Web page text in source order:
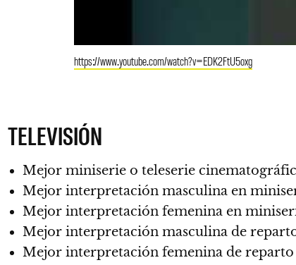
https://www.youtube.com/watch?v=EDK2FtU5oxg
TELEVISIÓN
Mejor miniserie o teleserie
Mejor interpretación masculina en
Mejor interpretación femenina en
Mejor interpretación masculina de
Mejor interpretación femenina de reparto